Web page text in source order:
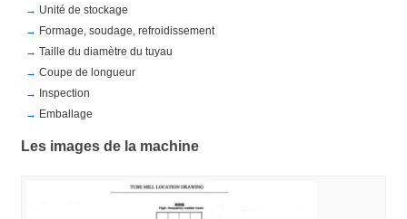
Unité de stockage
Formage, soudage, refroidissement
Taille du diamètre du tuyau
Coupe de longueur
Inspection
Emballage
Les images de la machine